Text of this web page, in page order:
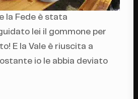
la Fede è stata
lei il gommone per
E la Vale è riuscita a
io le abbia deviato